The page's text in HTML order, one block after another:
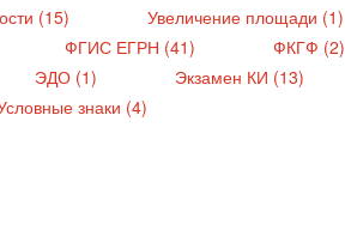
(15)
Увеличение площади (1)
ФГИС ЕГРН (41) ФКГФ (2)
ЭДО (1) Экзамен КИ (13)
знаки (4)